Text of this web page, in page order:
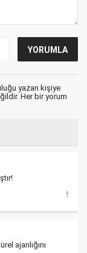
yazan kişiye
Her bir yorum
ajanlığını